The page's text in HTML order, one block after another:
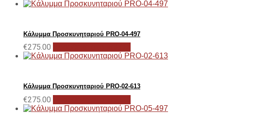
Κάλυμμα Προσκυνηταριού PRO-04-497
€275.00
Κάλυμμα Προσκυνηταριού PRO-02-613
€275.00